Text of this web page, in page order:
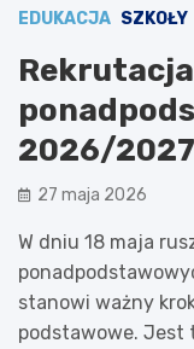
EDUKACJA SZKOŁY
2026/
27 maja 2026
W dniu 18 maja
stanowi ważny
podstawowe. Jest